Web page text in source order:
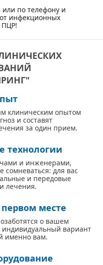
по телефону и
инфекционных
ПЦР!
клиническим опытом
и составят
за один прием.
технологии
и инженерами,
сомневаться: для вас
и передовые
лечения.
первом месте
о вашем
индивидуальный вариант
именно вам.